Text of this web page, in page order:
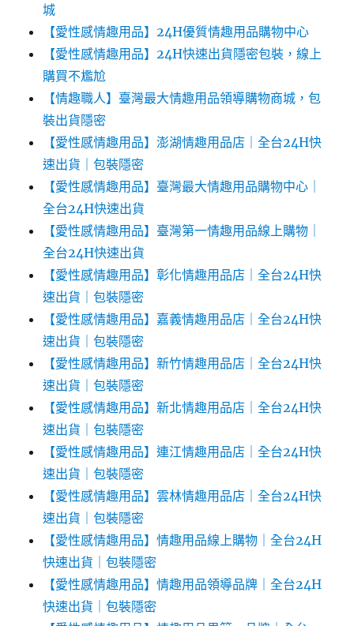
城
【愛性感情趣用品】24H優質情趣用品購物中心
【愛性感情趣用品】24H快速出貨隱密包裝，線上
購買不尷尬‎‎
【情趣職人】臺灣最大情趣用品領導購物商城，包
裝出貨隱密
【愛性感情趣用品】澎湖情趣用品店｜全台24H快
速出貨｜包裝隱密
【愛性感情趣用品】臺灣最大情趣用品購物中心｜
全台24H快速出貨
【愛性感情趣用品】臺灣第一情趣用品線上購物｜
全台24H快速出貨
【愛性感情趣用品】彰化情趣用品店｜全台24H快
速出貨｜包裝隱密
【愛性感情趣用品】嘉義情趣用品店｜全台24H快
速出貨｜包裝隱密
【愛性感情趣用品】新竹情趣用品店｜全台24H快
速出貨｜包裝隱密
【愛性感情趣用品】新北情趣用品店｜全台24H快
速出貨｜包裝隱密
【愛性感情趣用品】連江情趣用品店｜全台24H快
速出貨｜包裝隱密
【愛性感情趣用品】雲林情趣用品店｜全台24H快
速出貨｜包裝隱密
【愛性感情趣用品】情趣用品線上購物｜全台24H
快速出貨｜包裝隱密
【愛性感情趣用品】情趣用品領導品牌｜全台24H
快速出貨｜包裝隱密